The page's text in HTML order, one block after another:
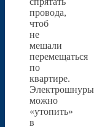
провода,
чтоб
не
мешали
перемещаться
по
квартире.
Электрошнуры
можно
«утопить»
в